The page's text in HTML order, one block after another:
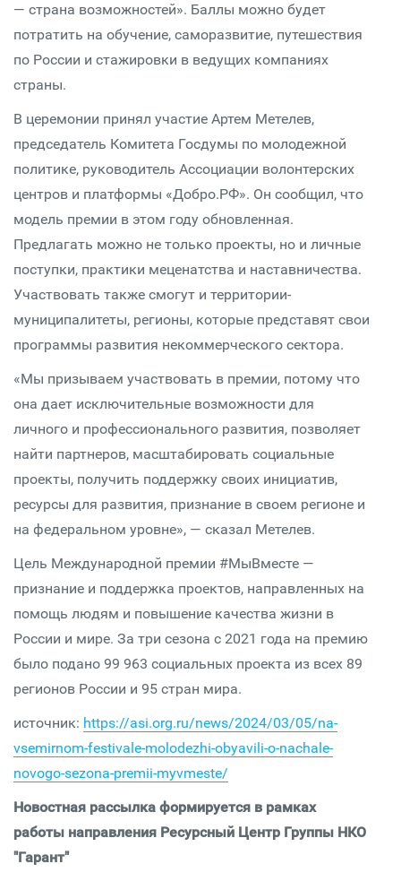
— страна возможностей». Баллы можно будет
потратить на обучение, саморазвитие, путешествия
по России и стажировки в ведущих компаниях
страны.
В церемонии принял участие Артем Метелев,
председатель Комитета Госдумы по молодежной
политике, руководитель Ассоциации волонтерских
центров и платформы «Добро.РФ». Он сообщил, что
модель премии в этом году обновленная.
Предлагать можно не только проекты, но и личные
поступки, практики меценатства и наставничества.
Участвовать также смогут и территории-
муниципалитеты, регионы, которые представят свои
программы развития некоммерческого сектора.
«Мы призываем участвовать в премии, потому что
она дает исключительные возможности для
личного и профессионального развития, позволяет
найти партнеров, масштабировать социальные
проекты, получить поддержку своих инициатив,
ресурсы для развития, признание в своем регионе и
на федеральном уровне», — сказал Метелев.
Цель Международной премии #МыВместе —
признание и поддержка проектов, направленных на
помощь людям и повышение качества жизни в
России и мире. За три сезона с 2021 года на премию
было подано 99 963 социальных проекта из всех 89
регионов России и 95 стран мира.
источник: https://asi.org.ru/news/2024/03/05/na-
vsemirnom-festivale-molodezhi-obyavili-o-nachale-
novogo-sezona-premii-myvmeste/
Новостная рассылка формируется в рамках
работы направления Ресурсный Центр Группы НКО
"Гарант"